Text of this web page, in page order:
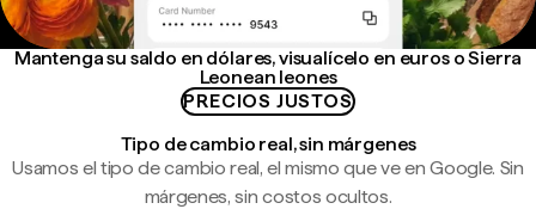
Mantenga su saldo en dólares, visualícelo en euros o Sierra
Leonean leones
PRECIOS JUSTOS
Tipo de cambio real, sin márgenes
Usamos el tipo de cambio real, el mismo que ve en Google. Sin
márgenes, sin costos ocultos.